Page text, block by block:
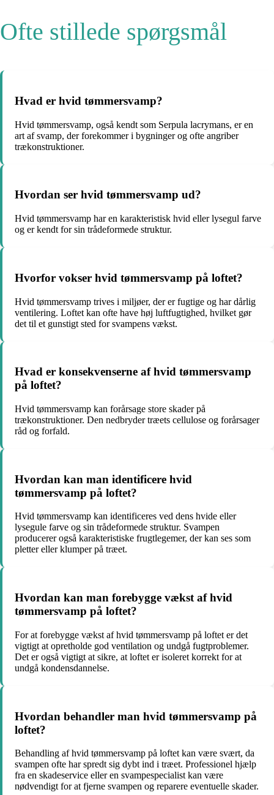
Ofte stillede spørgsmål
Hvad er hvid tømmersvamp?
Hvid tømmersvamp, også kendt som Serpula lacrymans, er en
art af svamp, der forekommer i bygninger og ofte angriber
trækonstruktioner.
Hvordan ser hvid tømmersvamp ud?
Hvid tømmersvamp har en karakteristisk hvid eller lysegul farve
og er kendt for sin trådeformede struktur.
Hvorfor vokser hvid tømmersvamp på loftet?
Hvid tømmersvamp trives i miljøer, der er fugtige og har dårlig
ventilering. Loftet kan ofte have høj luftfugtighed, hvilket gør
det til et gunstigt sted for svampens vækst.
Hvad er konsekvenserne af hvid tømmersvamp
på loftet?
Hvid tømmersvamp kan forårsage store skader på
trækonstruktioner. Den nedbryder træets cellulose og forårsager
råd og forfald.
Hvordan kan man identificere hvid
tømmersvamp på loftet?
Hvid tømmersvamp kan identificeres ved dens hvide eller
lysegule farve og sin trådeformede struktur. Svampen
producerer også karakteristiske frugtlegemer, der kan ses som
pletter eller klumper på træet.
Hvordan kan man forebygge vækst af hvid
tømmersvamp på loftet?
For at forebygge vækst af hvid tømmersvamp på loftet er det
vigtigt at opretholde god ventilation og undgå fugtproblemer.
Det er også vigtigt at sikre, at loftet er isoleret korrekt for at
undgå kondensdannelse.
Hvordan behandler man hvid tømmersvamp på
loftet?
Behandling af hvid tømmersvamp på loftet kan være svært, da
svampen ofte har spredt sig dybt ind i træet. Professionel hjælp
fra en skadeservice eller en svampespecialist kan være
nødvendigt for at fjerne svampen og reparere eventuelle skader.